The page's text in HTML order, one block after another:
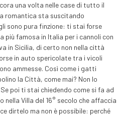
una volta nelle case di tutto il
romantica sta suscitando
sono pura finzione: ti stai forse
più famosa in Italia per i cannoli con
in Sicilia, di certo non nella città
in auto spericolate tra i vicoli
ammesse. Così come i gatti
la Città, come mai? Non lo
poi ti stai chiedendo come si fa ad
Villa del 16° secolo che affaccia
dirtelo ma non è possibile: perché